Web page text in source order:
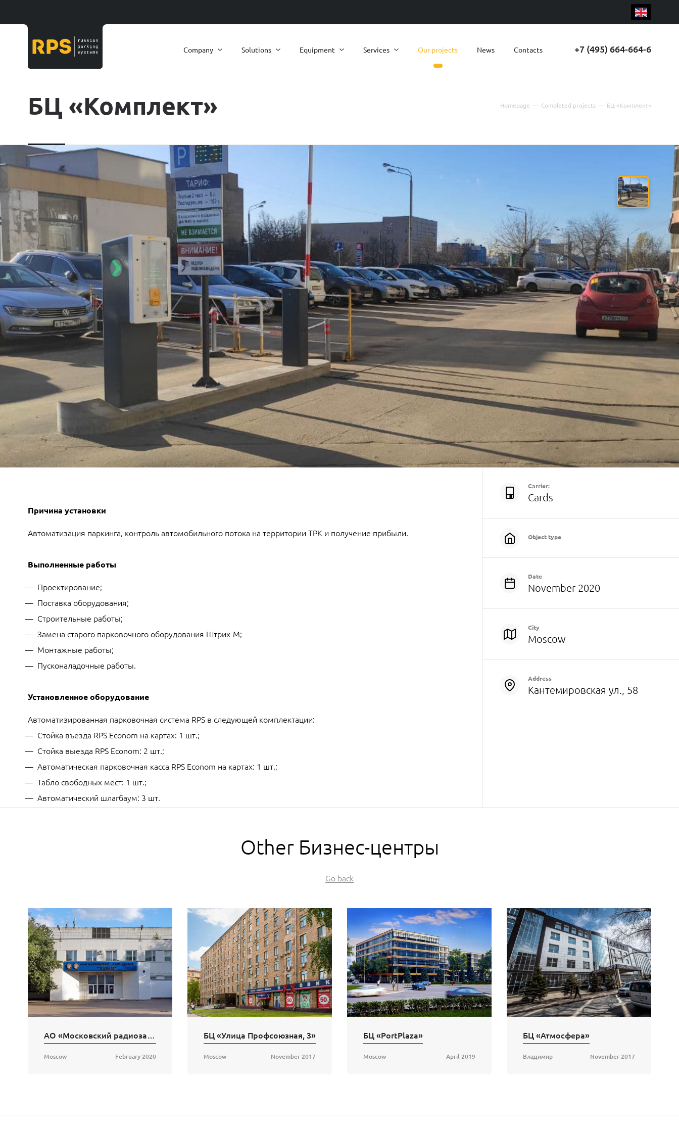
Company Solutions Equipment Services Our projects News Contacts +7 (495) 664-664-6
БЦ «Комплект» Homepage — Completed projects — БЦ «Комплект»
Причина установки
Автоматизация паркинга, контроль автомобильного потока на территории ТРК и получение прибыли.
Выполненные работы
Проектирование;
Поставка оборудования;
Строительные работы;
Замена старого парковочного оборудования Штрих-М;
Монтажные работы;
Пусконаладочные работы.
Установленное оборудование
Автоматизированная парковочная система RPS в следующей комплектации:
Стойка въезда RPS Econom на картах: 1 шт.;
Стойка выезда RPS Econom: 2 шт.;
Автоматическая парковочная касса RPS Econom на картах: 1 шт.;
Табло свободных мест: 1 шт.;
Автоматический шлагбаум: 3 шт.
Carrier:
Cards
Object type
Date
November 2020
City
Moscow
Address
Кантемировская ул., 58
Other Бизнес-центры
Go back
АО «Московский радиозавод «Темп»
Moscow February 2020
БЦ «Улица Профсоюзная, 3»
Moscow November 2017
БЦ «PortPlaza»
Moscow April 2019
БЦ «Атмосфера»
Владимир November 2017